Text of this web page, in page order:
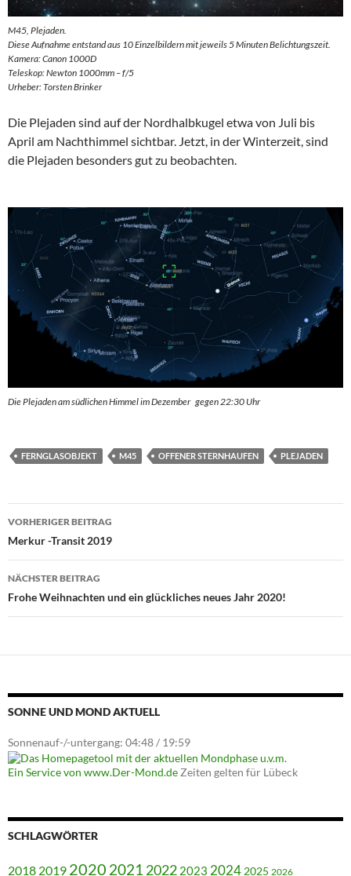
M45, Plejaden.
Diese Aufnahme entstand aus 10 Einzelbildern mit jeweils 5 Minuten Belichtungszeit.
Kamera: Canon 1000D
Teleskop: Newton 1000mm – f/5
Urheber: Torsten Brinker
Die Plejaden sind auf der Nordhalbkugel etwa von Juli bis
April am Nachthimmel sichtbar. Jetzt, in der Winterzeit, sind
die Plejaden besonders gut zu beobachten.
Die Plejaden am südlichen Himmel im Dezember gegen 22:30 Uhr
FERNGLASOBJEKT M45 OFFENER STERNHAUFEN PLEJADEN
Beitragsnavigation
VORHERIGER BEITRAG
Merkur -Transit 2019
NÄCHSTER BEITRAG
Frohe Weihnachten und ein glückliches neues Jahr 2020!
SONNE UND MOND AKTUELL
Sonnenauf-/-untergang: 04:48 / 19:59
Ein Service von www.Der-Mond.de Zeiten gelten für Lübeck
SCHLAGWÖRTER
2018 2019 2020 2021 2022 2023 2024 2025 2026